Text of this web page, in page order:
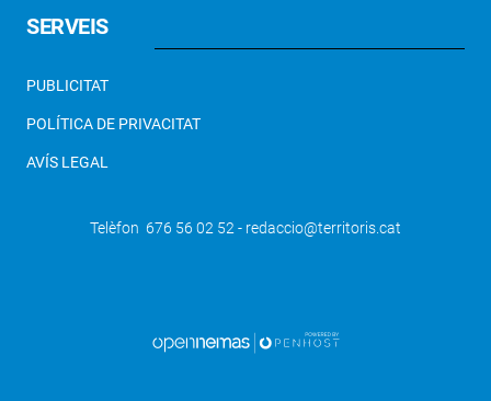
SERVEIS
PUBLICITAT
POLÍTICA DE PRIVACITAT
AVÍS LEGAL
Telèfon 676 56 02 52 - redaccio@territoris.cat